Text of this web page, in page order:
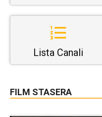
Lista Canali
FILM STASERA